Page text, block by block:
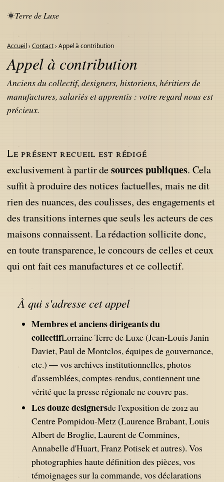
Terre de Luxe
Accueil › Contact› Appel à contribution
Appel à contribution
Anciens du collectif, designers, historiens, héritiers de
manufactures, salariés et apprentis : votre regard nous est
précieux.
Le présent recueil est rédigé
exclusivement à partir desources publiques. Cela
suffit à produire des notices factuelles, mais ne dit
rien des nuances, des coulisses, des engagements et
des transitions internes que seuls les acteurs de ces
maisons connaissent. La rédaction sollicite donc,
en toute transparence, le concours de celles et ceux
qui ont fait ces manufactures et ce collectif.
À qui s'adresse cet appel
Membres et anciens dirigeants du
collectifLorraine Terre de Luxe (Jean-Louis Janin
Daviet, Paul de Montclos, équipes de gouvernance,
etc.) — vos archives institutionnelles, photos
d'assemblées, comptes-rendus, contiennent une
vérité que la presse régionale ne couvre pas.
Les douze designersde l'exposition de 2012 au
Centre Pompidou-Metz (Laurence Brabant, Louis
Albert de Broglie, Laurent de Commines,
Annabelle d'Huart, Franz Potisek et autres). Vos
photographies haute définition des pièces, vos
témoignages sur la commande, vos déclarations